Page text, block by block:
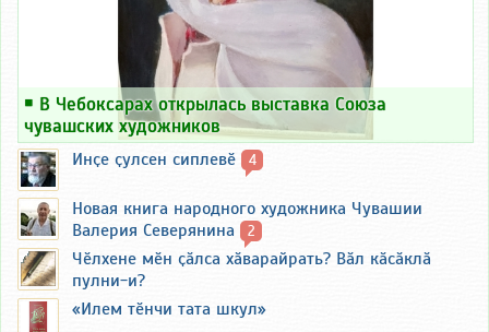
￭ В Чебоксарах открылась выставка Союза
чувашских художников
Инҫе ҫулсен сиплевӗ 4
Новая книга народного художника Чувашии
Валерия Северянина
2
Чӗлхене мӗн ҫӑлса хӑварайрать? Вӑл кӑсӑклӑ
пулни-и?
«Илем тӗнчи тата шкул»